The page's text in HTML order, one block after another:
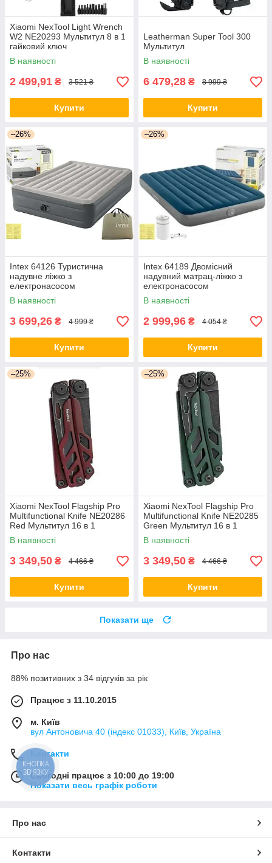
Xiaomi NexTool Light Wrench
W2 NE20293 Мультитул 8 в 1
гайковий ключ
В наявності
2 499,91 ₴ 3 521 ₴
Купити
Leatherman Super Tool 300
Мультитул
В наявності
6 479,28 ₴ 8 999 ₴
Купити
–26%
Intex 64126 Туристична
надувне ліжко з
електронасосом
В наявності
3 699,26 ₴ 4 999 ₴
Купити
–26%
Intex 64189 Двомісний
надувний матрац-ліжко з
електронасосом
В наявності
2 999,96 ₴ 4 054 ₴
Купити
–25%
Xiaomi NexTool Flagship Pro
Multifunctional Knife NE20286
Red Мультитул 16 в 1
В наявності
3 349,50 ₴ 4 466 ₴
Купити
–25%
Xiaomi NexTool Flagship Pro
Multifunctional Knife NE20285
Green Мультитул 16 в 1
В наявності
3 349,50 ₴ 4 466 ₴
Купити
Показати ще
Про нас
88% позитивних з 34 відгуків за рік
Працює з 11.10.2015
м. Київ
вул Антоновича 40 (індекс 01033), Київ, Україна
Контакти
Сьогодні працює з 10:00 до 19:00
Показати весь графік роботи
Про нас
Контакти
КНОПКА
ЗВ'ЯЗКУ